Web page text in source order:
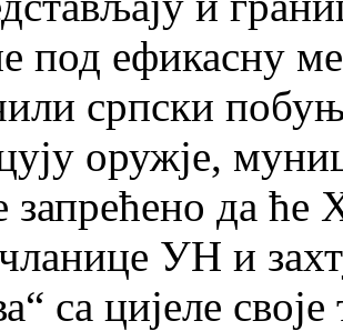
под ефикасну
српски
оружје,
запрећено да ће
УН и
са цијеле своје